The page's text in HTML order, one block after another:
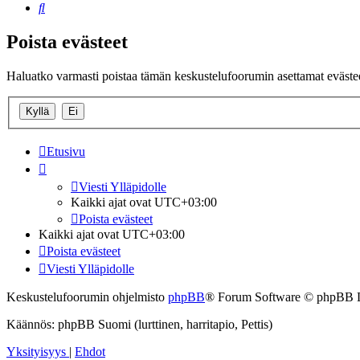
Etsi
Poista evästeet
Haluatko varmasti poistaa tämän keskustelufoorumin asettamat
Etusivu
Viesti Ylläpidolle
Kaikki ajat ovat UTC+03:00
Poista evästeet
Kaikki ajat ovat UTC+03:00
Poista evästeet
Viesti Ylläpidolle
Keskustelufoorumin ohjelmisto phpBB® Forum Software © phpBB
Käännös: phpBB Suomi (lurttinen, harritapio, Pettis)
Yksityisyys | Ehdot